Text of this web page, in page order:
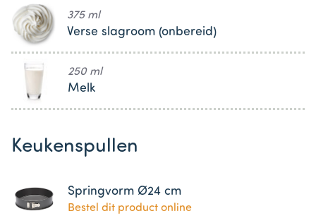
375 ml
Verse slagroom (onbereid)
250 ml
Melk
Keukenspullen
Springvorm Ø24 cm
Bestel dit product online